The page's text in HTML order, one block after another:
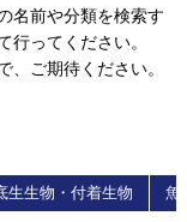
名前や分類を検索す
行ってください。
、ご期待ください。
生生物・付着生物 魚